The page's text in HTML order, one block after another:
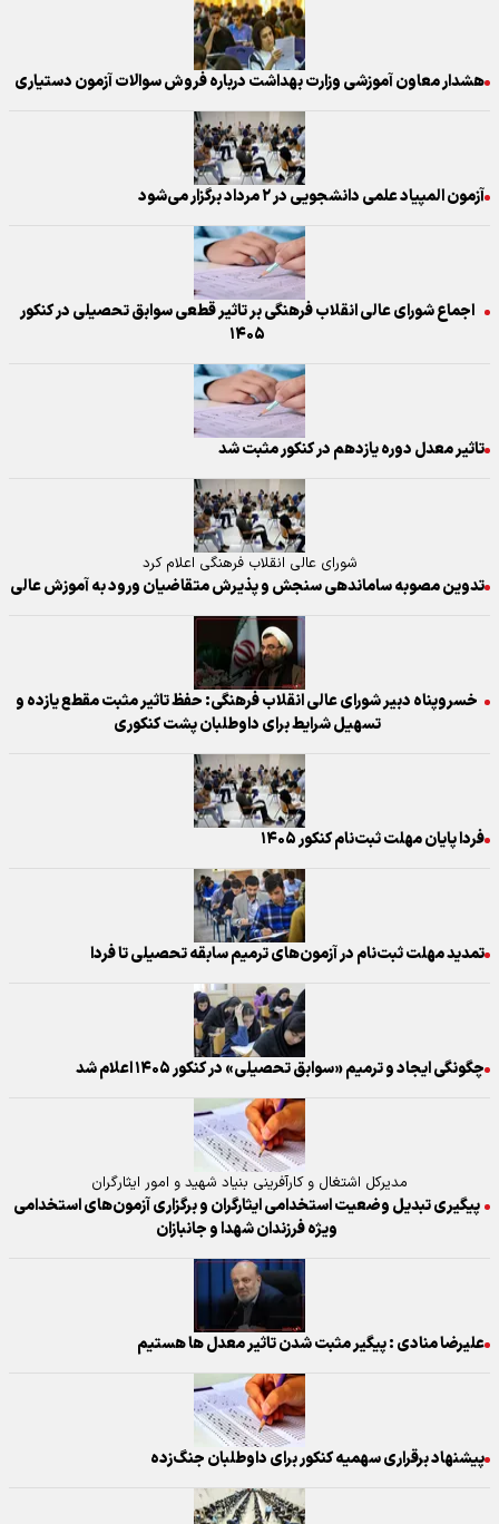
هشدار معاون آموزشی وزارت بهداشت درباره فروش سوالات آزمون دستیاری
آزمون المپیاد علمی دانشجویی در ۲ مرداد برگزار می‌شود
اجماع شورای عالی انقلاب فرهنگی بر تاثیر قطعی سوابق تحصیلی در کنکور
۱۴۰۵
تاثیر معدل دوره یازدهم در کنکور مثبت شد
شورای عالی انقلاب فرهنگی اعلام کرد
تدوین مصوبه ساماندهی سنجش و پذیرش متقاضیان ورود به آموزش عالی
خسروپناه دبیر شورای عالی انقلاب فرهنگی: حفظ تاثیر مثبت مقطع یازده و
تسهیل شرایط برای داوطلبان پشت کنکوری
فردا پایان مهلت ثبت‌نام کنکور ۱۴۰۵
تمدید مهلت ثبت‌نام در آزمون‌های ترمیم سابقه تحصیلی تا فردا
چگونگی ایجاد و ترمیم «سوابق تحصیلی» در کنکور ۱۴۰۵ اعلام شد
مدیرکل اشتغال و کارآفرینی بنیاد شهید و امور ایثارگران
پیگیری تبدیل وضعیت استخدامی ایثارگران و برگزاری آزمون‌های استخدامی
ویژه فرزندان شهدا و جانبازان
علیرضا منادی : پیگیر مثبت شدن تاثیر معدل ها هستیم
پیشنهاد برقراری سهمیه کنکور برای داوطلبان جنگ‌زده